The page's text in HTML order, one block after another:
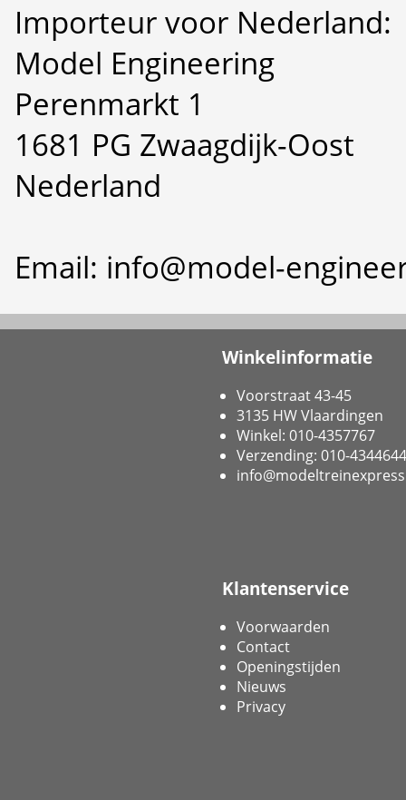
Importeur voor Nederland:
Model Engineering
Perenmarkt 1
1681 PG Zwaagdijk-Oost
Nederland
Email: info@model-
Winkelinformatie
Voorstraat 43-45
3135 HW Vlaardingen
Winkel: 010-4357767
Verzending: 010-4344644
Klantenservice
Voorwaarden
Contact
Openingstijden
Nieuws
Privacy